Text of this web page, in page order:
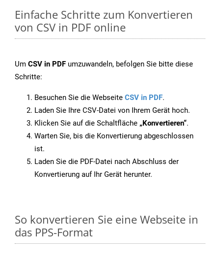
Einfache Schritte zum Konvertieren
von CSV in PDF online
Um CSV in PDF umzuwandeln, befolgen Sie bitte diese
Schritte:
Besuchen Sie die Webseite CSV in PDF.
Laden Sie Ihre CSV-Datei von Ihrem Gerät hoch.
Klicken Sie auf die Schaltfläche „Konvertieren“.
Warten Sie, bis die Konvertierung abgeschlossen
ist.
Laden Sie die PDF-Datei nach Abschluss der
Konvertierung auf Ihr Gerät herunter.
So konvertieren Sie eine Webseite in
das PPS-Format